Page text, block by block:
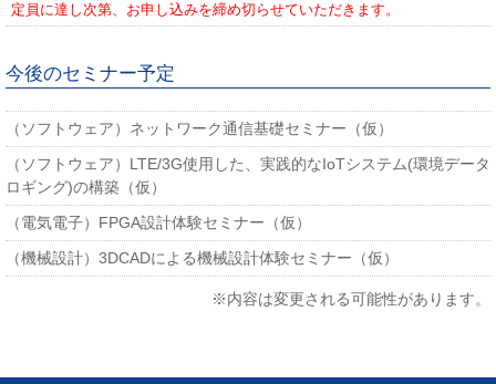
定員に達し次第、お申し込みを締め切らせていただきます。
今後のセミナー予定
（ソフトウェア）ネットワーク通信基礎セミナー（仮）
（ソフトウェア）LTE/3G使用した、実践的なIoTシステム(環境データ
ロギング)の構築（仮）
（電気電子）FPGA設計体験セミナー（仮）
（機械設計）3DCADによる機械設計体験セミナー（仮）
※内容は変更される可能性があります。